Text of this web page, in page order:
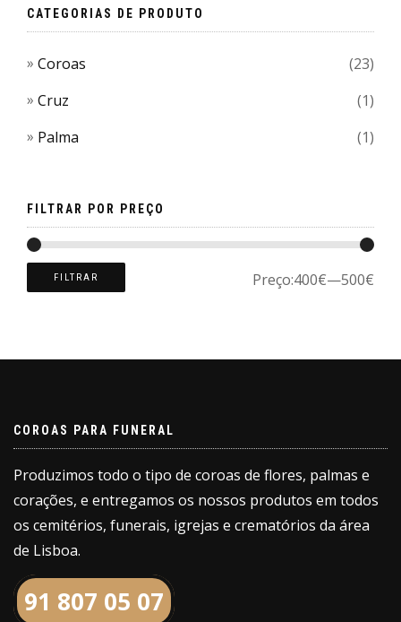
The
options
CATEGORIAS DE PRODUTO
Coroas
(23)
Cruz
(1)
Palma
(1)
FILTRAR POR PREÇO
FILTRAR Preço:400€—500€
COROAS PARA FUNERAL
Produzimos todo o tipo de coroas de flores, palmas e
corações, e entregamos os nossos produtos em todos
os cemitérios, funerais, igrejas e crematórios da área
de Lisboa.
91 807 05 07